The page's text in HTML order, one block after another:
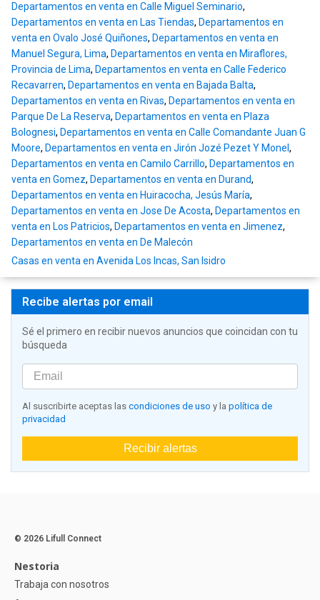
Departamentos en venta en Calle Miguel Seminario,
Departamentos en venta en Las Tiendas, Departamentos en
venta en Ovalo José Quiñones, Departamentos en venta en
Manuel Segura, Lima, Departamentos en venta en Miraflores,
Provincia de Lima, Departamentos en venta en Calle Federico
Recavarren, Departamentos en venta en Bajada Balta,
Departamentos en venta en Rivas, Departamentos en venta en
Parque De La Reserva, Departamentos en venta en Plaza
Bolognesi, Departamentos en venta en Calle Comandante Juan G
Moore, Departamentos en venta en Jirón Jozé Pezet Y Monel ,
Departamentos en venta en Camilo Carrillo, Departamentos en
venta en Gomez, Departamentos en venta en Durand,
Departamentos en venta en Huiracocha, Jesús María,
Departamentos en venta en Jose De Acosta, Departamentos en
venta en Los Patricios, Departamentos en venta en Jimenez,
Departamentos en venta en De Malecón
Casas en venta en Avenida Los Incas, San Isidro
Recibe alertas por email
Sé el primero en recibir nuevos anuncios que coincidan con tu
búsqueda
Al suscribirte aceptas las condiciones de uso y la política de
privacidad
Recibir alertas
© 2026 Lifull Connect
Nestoria
Trabaja con nosotros